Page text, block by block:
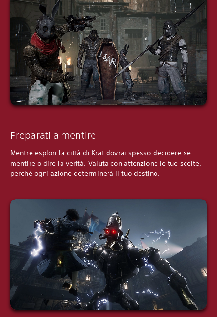
Preparati a mentire
Mentre esplori la città di Krat dovrai spesso decidere se
mentire o dire la verità. Valuta con attenzione le tue scelte,
perché ogni azione determinerà il tuo destino.